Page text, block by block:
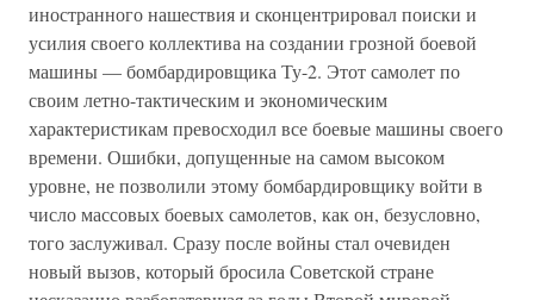
иностранного нашествия и сконцентрировал поиски и
усилия своего коллектива на создании грозной боевой
машины — бомбардировщика Ту-2. Этот самолет по
своим летно-тактическим и экономическим
характеристикам превосходил все боевые машины своего
времени. Ошибки, допущенные на самом высоком
уровне, не позволили этому бомбардировщику войти в
число массовых боевых самолетов, как он, безусловно,
того заслуживал. Сразу после войны стал очевиден
новый вызов, который бросила Советской стране